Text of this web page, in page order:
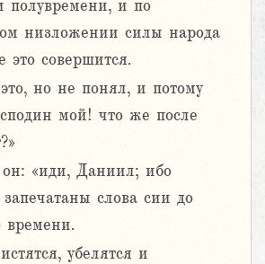
полувремени, и по
низложении силы народа
это совершится.
но не понял, и потому
мой! что же после
«иди, Даниил; ибо
слова сии до
времени.
убелятся и